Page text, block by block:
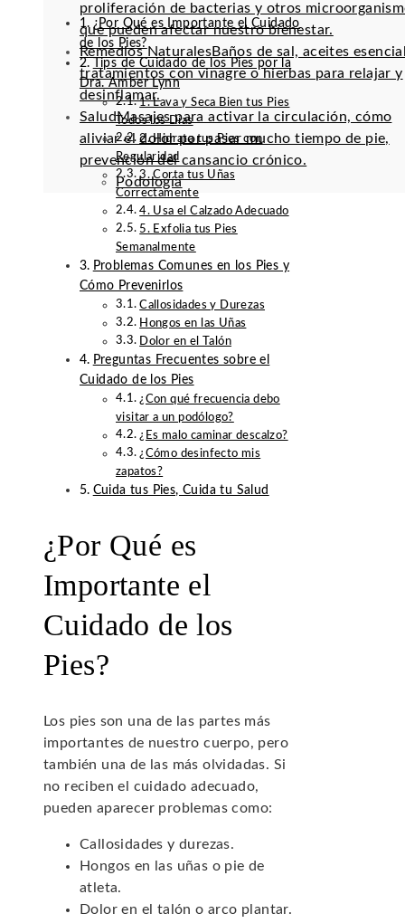
proliferación de bacterias y otros
que pueden afectar nuestro bienestar.
Remedios NaturalesBaños de sal, aceites
tratamientos con vinagre o hierbas para relajar y
desinflamar.
SaludMasajes para activar la circulación, cómo
aliviar el dolor por pasar mucho tiempo de pie,
prevención del cansancio crónico.
Podología
¿Por Qué es Importante el Cuidado
de los Pies?
Tips de Cuidado de los Pies por la
Dra. Amber Lynn
1. Lava y Seca Bien tus Pies
Todos los Días
2. Hidrata tus Pies con
Regularidad
3. Corta tus Uñas
Correctamente
4. Usa el Calzado Adecuado
5. Exfolia tus Pies
Semanalmente
Problemas Comunes en los Pies y
Cómo Prevenirlos
Callosidades y Durezas
Hongos en las Uñas
Dolor en el Talón
Preguntas Frecuentes sobre el
Cuidado de los Pies
¿Con qué frecuencia debo
visitar a un podólogo?
¿Es malo caminar descalzo?
¿Cómo desinfecto mis
zapatos?
Cuida tus Pies, Cuida tu Salud
¿Por Qué es
Importante el
Cuidado de los
Pies?
Los pies son una de las partes más
importantes de nuestro cuerpo, pero
también una de las más olvidadas. Si
no reciben el cuidado adecuado,
pueden aparecer problemas como:
Callosidades y durezas.
Hongos en las uñas o pie de
atleta.
Dolor en el talón o arco plantar.